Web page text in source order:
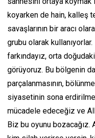
koyarken de hain, kalleş
savaşlarının bir aracı
grubu olarak
farkındayız, orta
görüyoruz. Bu bölgenin
parçalanmasının,
siyasetinin sona
mücadele edeceğiz ve
Biz bu oyunu bozacağız.